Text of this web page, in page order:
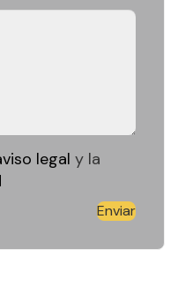
legal y la
Enviar